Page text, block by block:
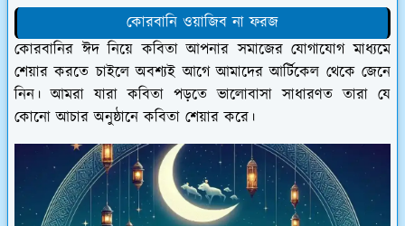
কোরবানি ওয়াজিব না ফরজ
কোরবানির ঈদ নিয়ে কবিতা আপনার সমাজের যোগাযোগ মাধ্যমে
শেয়ার করতে চাইলে অবশ্যই আগে আমাদের আর্টিকেল থেকে জেনে
নিন। আমরা যারা কবিতা পড়তে ভালোবাসা সাধারণত তারা যে
কোনো আচার অনুষ্ঠানে কবিতা শেয়ার করে।